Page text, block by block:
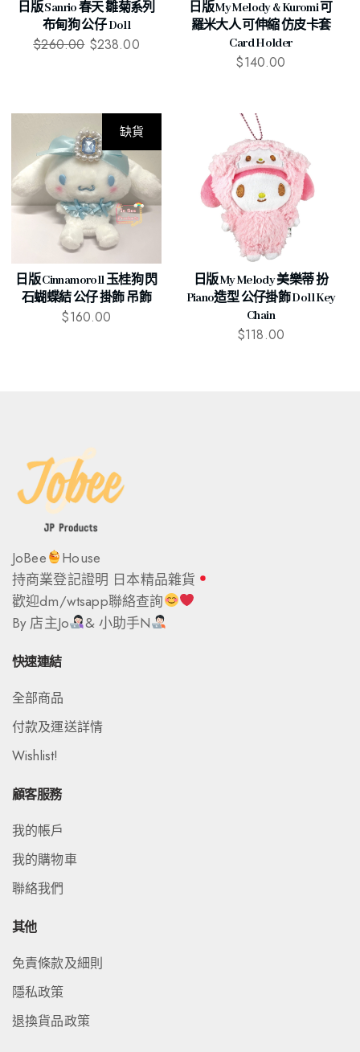
日版 Sanrio 春天 雛菊系列
布甸狗 公仔 Doll
$260.00 $238.00
日版 My Melody & Kuromi 可
羅米大人 可伸縮 仿皮卡套
Card Holder
$140.00
缺貨
日版 Cinnamoroll 玉桂狗 閃
石蝴蝶結 公仔 掛飾 吊飾
$160.00
日版 My Melody 美樂蒂 扮
Piano造型 公仔掛飾 Doll Key
Chain
$118.00
JoBee
House
持商業登記證明 日本精品雜貨
歡迎dm/wtsapp聯絡查詢
By 店主Jo
& 小助手N
快速連結
全部商品
付款及運送詳情
Wishlist!
顧客服務
我的帳戶
我的購物車
聯絡我們
其他
免責條款及細則
隱私政策
退換貨品政策